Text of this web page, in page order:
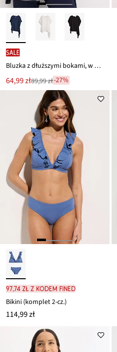
SALE
Bluzka z dłuższymi bokami, w optyce warstwowej
Nowa
cena
64,99 zł
Przeceniono
89,99 zł-27%
97,74 zł z kodem FINED
Bikini (komplet 2-cz.)
114,99 zł